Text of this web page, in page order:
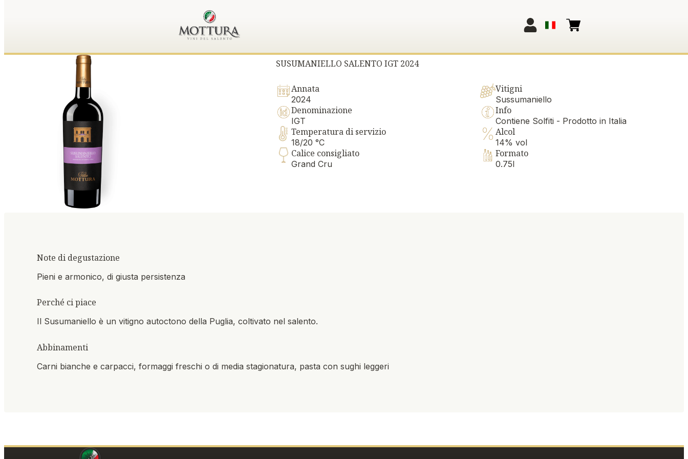
SUSUMANIELLO SALENTO IGT 2024
Annata
2024
Vitigni
Sussumaniello
Denominazione
IGT
Info
Contiene Solfiti - Prodotto in Italia
Temperatura di servizio
18/20 °C
Alcol
14% vol
Calice consigliato
Grand Cru
Formato
0.75l
Note di degustazione
Pieni e armonico, di giusta persistenza
Perché ci piace
Il Susumaniello è un vitigno autoctono della Puglia, coltivato nel salento.
Abbinamenti
Carni bianche e carpacci, formaggi freschi o di media stagionatura, pasta con sughi leggeri